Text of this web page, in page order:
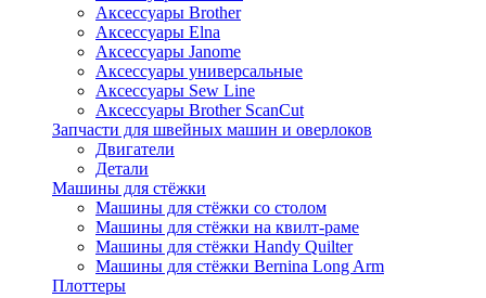
Аксессуары Brother
Аксессуары Elna
Аксессуары Janome
Аксессуары универсальные
Аксессуары Sew Line
Аксессуары Brother ScanCut
Запчасти для швейных машин и оверлоков
Двигатели
Детали
Машины для стёжки
Машины для стёжки со столом
Машины для стёжки на квилт-раме
Машины для стёжки Handy Quilter
Машины для стёжки Bernina Long Arm
Плоттеры